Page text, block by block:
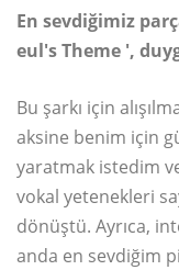
En sevdiğimiz
eul's Theme ',
Bu şarkı için
aksine benim için
yaratmak istedim
vokal yetenekleri
dönüştü. Ayrıca,
anda en sevdiğim